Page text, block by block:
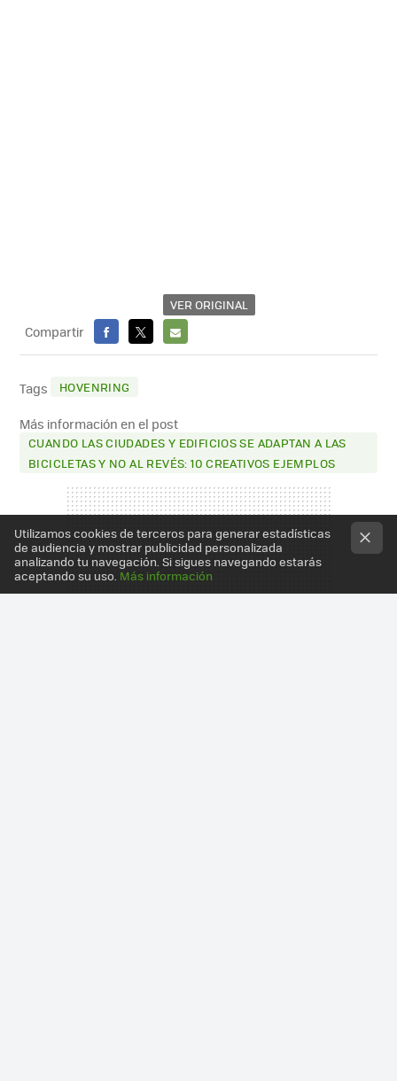
VER ORIGINAL
Compartir
FACEBOOK
X
E-
Tags HOVENRING
Más información en el post
CUANDO LAS CIUDADES Y EDIFICIOS SE ADAPTAN A LAS
BICICLETAS Y NO AL REVÉS: 10 CREATIVOS EJEMPLOS
Utilizamos cookies de terceros para generar estadísticas
de audiencia y mostrar publicidad personalizada
analizando tu navegación. Si sigues navegando estarás
aceptando su uso. Más información